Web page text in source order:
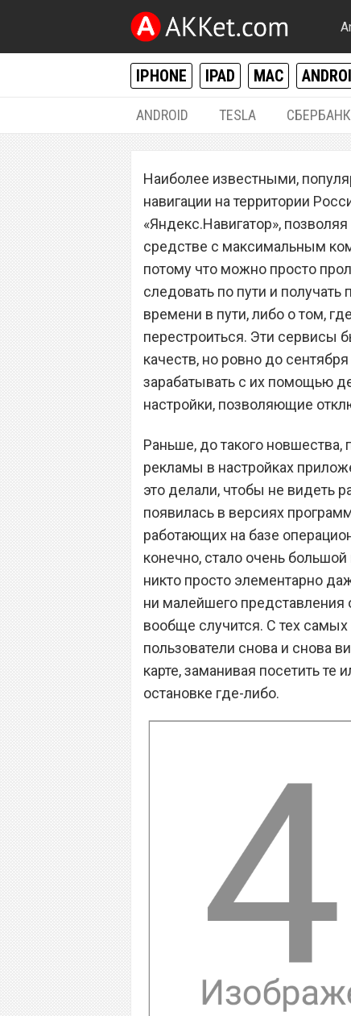
IPHONE IPAD MAC
ANDROID TESLA СБЕРБАНК
Реклама в
и
людей в
Наиболее известными,
навигации на территории
«Яндекс.Навигатор»,
средстве с максимальным
потому что можно просто
следовать по пути и
времени в пути, либо о том,
перестроиться. Эти сервисы
качеств, но ровно до
зарабатывать с их помощью
настройки, позволяющие
Раньше, до такого новшества,
рекламы в настройках
это делали, чтобы не видеть
появилась в версиях
работающих на базе
конечно, стало очень
никто просто элементарно
ни малейшего
вообще случится. С тех
пользователи снова и снова
карте, заманивая посетить
остановке где-либо.